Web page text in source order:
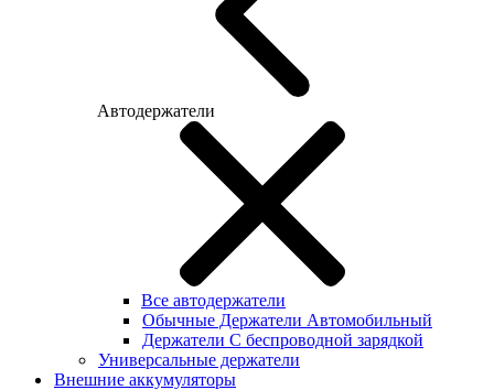
Автодержатели
Все автодержатели
Обычные Держатели Автомобильный
Держатели С беспроводной зарядкой
Универсальные держатели
Внешние аккумуляторы